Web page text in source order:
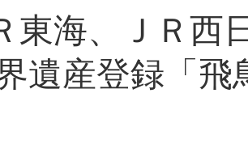
東海、ＪＲ西
遺産登録「